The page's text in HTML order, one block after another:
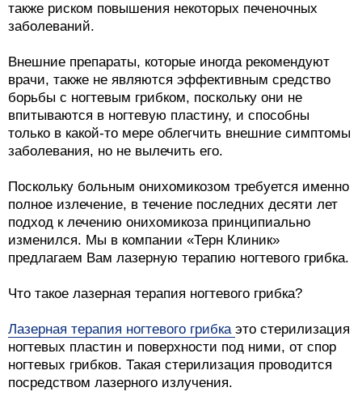
также риском повышения некоторых печеночных
заболеваний.
Внешние препараты, которые иногда рекомендуют
врачи, также не являются эффективным средство
борьбы с ногтевым грибком, поскольку они не
впитываются в ногтевую пластину, и способны
только в какой-то мере облегчить внешние симптомы
заболевания, но не вылечить его.
Поскольку больным онихомикозом требуется именно
полное излечение, в течение последних десяти лет
подход к лечению онихомикоза принципиально
изменился. Мы в компании «Терн Клиник»
предлагаем Вам лазерную терапию ногтевого грибка.
Что такое лазерная терапия ногтевого грибка?
Лазерная терапия ногтевого грибка это стерилизация
ногтевых пластин и поверхности под ними, от спор
ногтевых грибков. Такая стерилизация проводится
посредством лазерного излучения.